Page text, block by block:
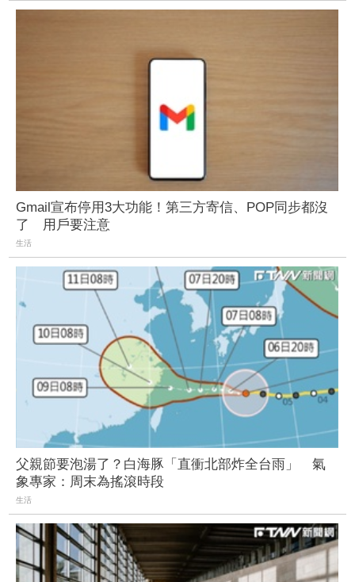
Gmail宣布停用3大功能！第三方寄信、POP同步都沒
了 用戶要注意
生活
父親節要泡湯了？白海豚「直衝北部炸全台雨」 氣
象專家：周末為搖滾時段
生活